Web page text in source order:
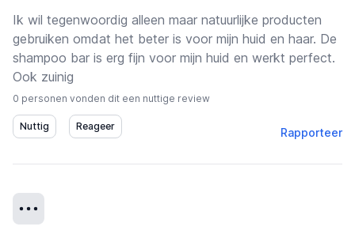
Ik wil tegenwoordig alleen maar natuurlijke producten
gebruiken omdat het beter is voor mijn huid en haar. De
shampoo bar is erg fijn voor mijn huid en werkt perfect.
Ook zuinig
0 personen vonden dit een nuttige review
Rapporteer